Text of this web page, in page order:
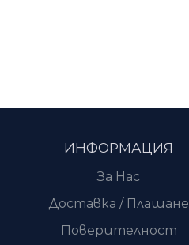
ИНФОРМАЦИЯ
За Нас
Доставка / Плащане
Поверителност